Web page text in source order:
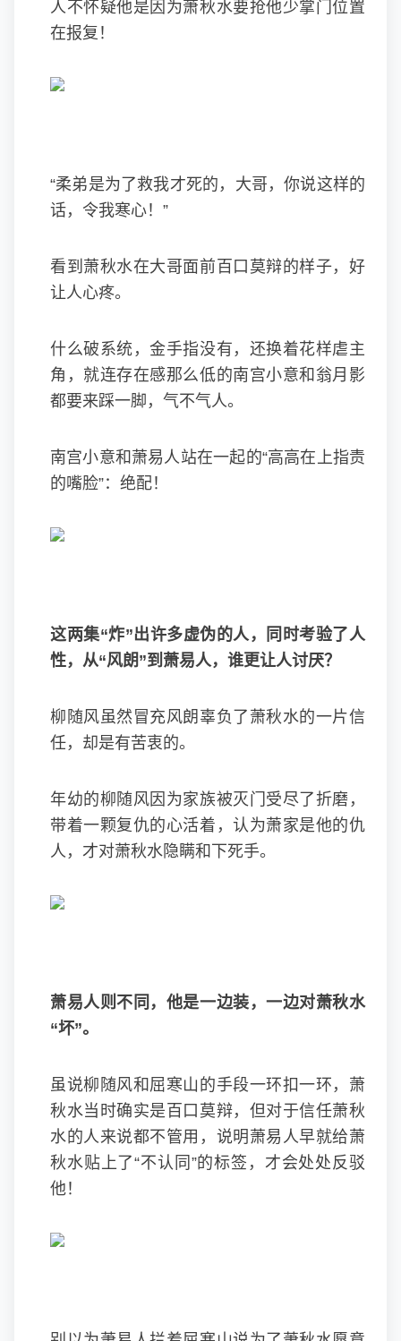
人不怀疑他是因为萧秋水要抢他少掌门位置
在报复！
“柔弟是为了救我才死的，大哥，你说这样的
话，令我寒心！”
看到萧秋水在大哥面前百口莫辩的样子，好
让人心疼。
什么破系统，金手指没有，还换着花样虐主
角，就连存在感那么低的南宫小意和翁月影
都要来踩一脚，气不气人。
南宫小意和萧易人站在一起的“高高在上指责
的嘴脸”：绝配！
这两集“炸”出许多虚伪的人，同时考验了人
性，从“风朗”到萧易人，谁更让人讨厌？
柳随风虽然冒充风朗辜负了萧秋水的一片信
任，却是有苦衷的。
年幼的柳随风因为家族被灭门受尽了折磨，
带着一颗复仇的心活着，认为萧家是他的仇
人，才对萧秋水隐瞒和下死手。
萧易人则不同，他是一边装，一边对萧秋水
“坏”。
虽说柳随风和屈寒山的手段一环扣一环，萧
秋水当时确实是百口莫辩，但对于信任萧秋
水的人来说都不管用，说明萧易人早就给萧
秋水贴上了“不认同”的标签，才会处处反驳
他！